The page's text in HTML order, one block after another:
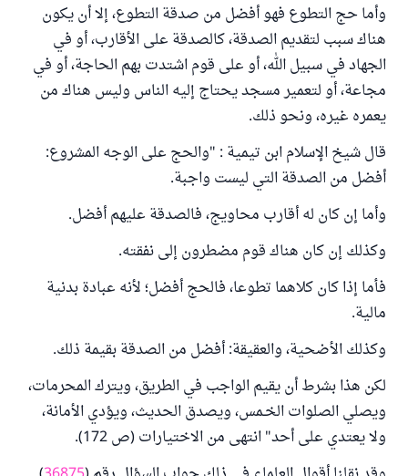
وأما حج التطوع فهو أفضل من صدقة التطوع، إلا أن يكون
هناك سبب لتقديم الصدقة، كالصدقة على الأقارب، أو في
الجهاد في سبيل الله، أو على قوم اشتدت بهم الحاجة، أو في
مجاعة، أو لتعمير مسجد يحتاج إليه الناس وليس هناك من
يعمره غيره، ونحو ذلك.
قال شيخ الإسلام ابن تيمية : "والحج على الوجه المشروع:
أفضل من الصدقة التي ليست واجبة.
وأما إن كان له أقارب محاويج، فالصدقة عليهم أفضل.
وكذلك إن كان هناك قوم مضطرون إلى نفقته.
فأما إذا كان كلاهما تطوعا، فالحج أفضل؛ لأنه عبادة بدنية
مالية.
وكذلك الأضحية، والعقيقة: أفضل من الصدقة بقيمة ذلك.
لكن هذا بشرط أن يقيم الواجب في الطريق، ويترك المحرمات،
ويصلي الصلوات الخـمس، ويصدق الحديث، ويؤدي الأمانة،
ولا يعتدي على أحد" انتهى من الاختيارات (ص 172).